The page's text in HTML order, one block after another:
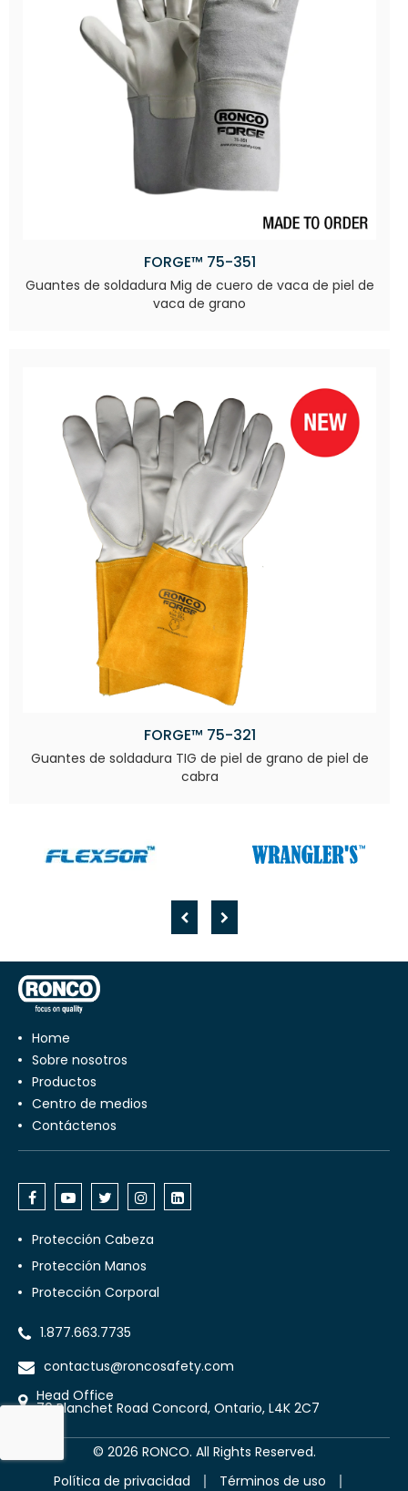
FORGE™ 75-351
Guantes de soldadura Mig de cuero de vaca de piel de
vaca de grano
FORGE™ 75-321
Guantes de soldadura TIG de piel de grano de piel de
cabra
Home
Sobre nosotros
Productos
Centro de medios
Contáctenos
Protección Cabeza
Protección Manos
Protección Corporal
1.877.663.7735
contactus@roncosafety.com
Head Office
70 Planchet Road Concord, Ontario, L4K 2C7
© 2026 RONCO. All Rights Reserved.
Política de privacidad
Términos de uso